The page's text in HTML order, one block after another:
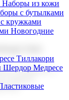
Наборы из кожи
с бутылками
кружками
Новогодние
Тиллакори
Шердор Медресе
подарков и
найдете